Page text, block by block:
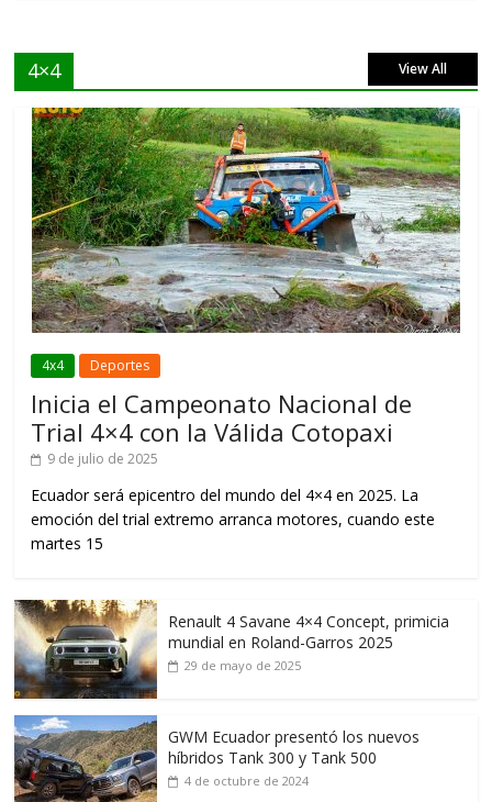
4×4 View All
4x4 Deportes
Inicia el Campeonato Nacional de
Trial 4×4 con la Válida Cotopaxi
9 de julio de 2025
Ecuador será epicentro del mundo del 4×4 en 2025. La
emoción del trial extremo arranca motores, cuando este
martes 15
Renault 4 Savane 4×4 Concept, primicia
mundial en Roland-Garros 2025
29 de mayo de 2025
GWM Ecuador presentó los nuevos
híbridos Tank 300 y Tank 500
4 de octubre de 2024